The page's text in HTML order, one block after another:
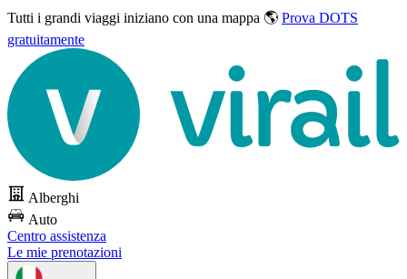
Tutti i grandi viaggi iniziano con una mappa 🌎 Prova DOTS
gratuitamente
Alberghi
Auto
Centro assistenza
Le mie prenotazioni